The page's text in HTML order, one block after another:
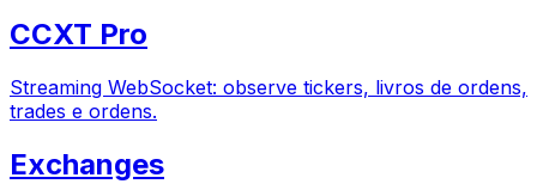
CCXT Pro
Streaming WebSocket: observe tickers, livros de ordens,
trades e ordens.
Exchanges